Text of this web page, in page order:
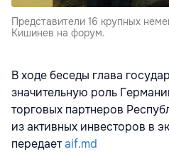
Представители 16 крупных
Кишинев на форум.
В ходе беседы глава
значительную роль
торговых партнеров
из активных инвесторов в
передаетaif.md